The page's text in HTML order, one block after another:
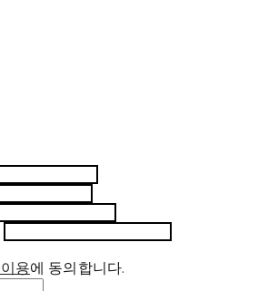
용에 동의합니다.